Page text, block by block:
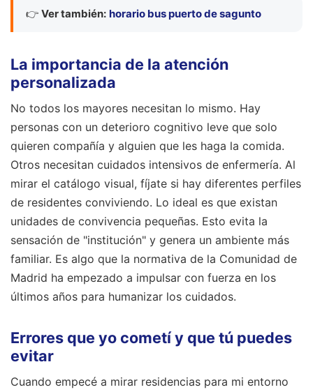
👉 Ver también: horario bus puerto de sagunto
La importancia de la atención
personalizada
No todos los mayores necesitan lo mismo. Hay
personas con un deterioro cognitivo leve que solo
quieren compañía y alguien que les haga la comida.
Otros necesitan cuidados intensivos de enfermería. Al
mirar el catálogo visual, fíjate si hay diferentes perfiles
de residentes conviviendo. Lo ideal es que existan
unidades de convivencia pequeñas. Esto evita la
sensación de "institución" y genera un ambiente más
familiar. Es algo que la normativa de la Comunidad de
Madrid ha empezado a impulsar con fuerza en los
últimos años para humanizar los cuidados.
Errores que yo cometí y que tú puedes
evitar
Cuando empecé a mirar residencias para mi entorno